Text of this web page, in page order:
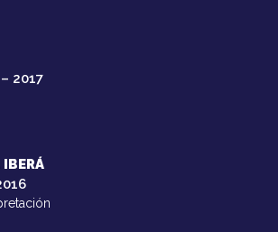
2017
IBERÁ